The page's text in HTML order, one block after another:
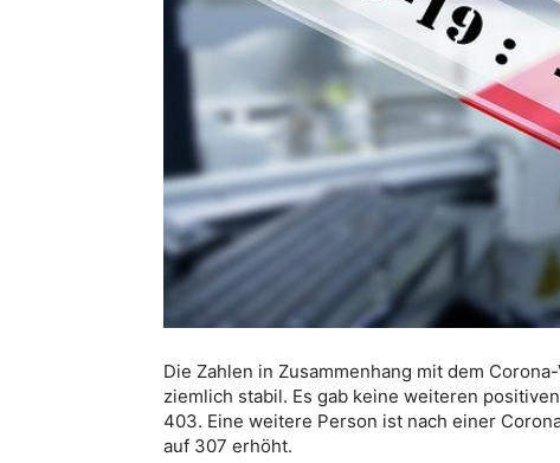
Die Zahlen in Zusammenhang mit dem
ziemlich stabil. Es gab keine weiteren
403. Eine weitere Person ist nach einer
auf 307 erhöht.